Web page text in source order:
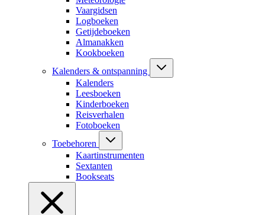
Vaargidsen
Logboeken
Getijdeboeken
Almanakken
Kookboeken
Kalenders & ontspanning
Kalenders
Leesboeken
Kinderboeken
Reisverhalen
Fotoboeken
Toebehoren
Kaartinstrumenten
Sextanten
Bookseats